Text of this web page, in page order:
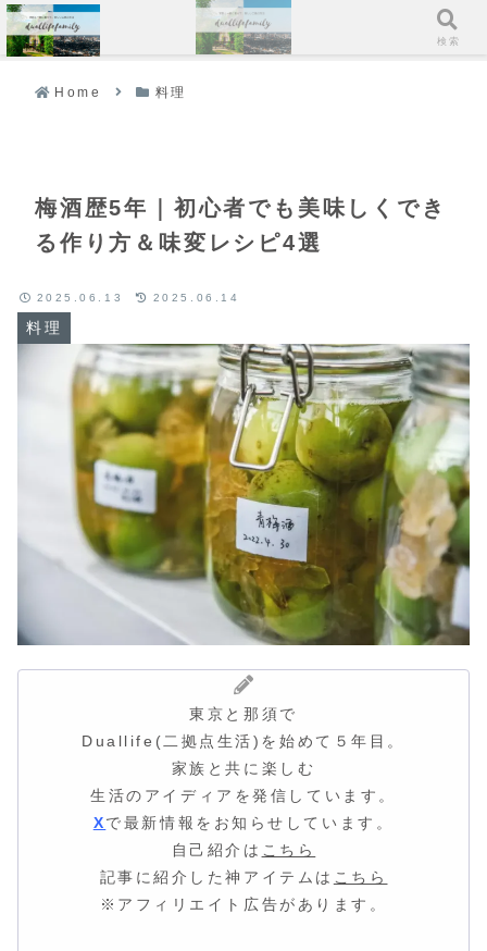
Home 料理
梅酒歴5年｜初心者でも美味しくでき
る作り方＆味変レシピ4選
料理
2025.06.13 2025.06.14
東京と那須で
Duallife(二拠点生活)を始めて５年目。
家族と共に楽しむ
生活のアイディア を発信しています。
Xで最新情報をお知らせしています。
自己紹介は こちら
記事に紹介した神アイテムは こちら
※アフィリエイト広告があります。
メニュー 検索